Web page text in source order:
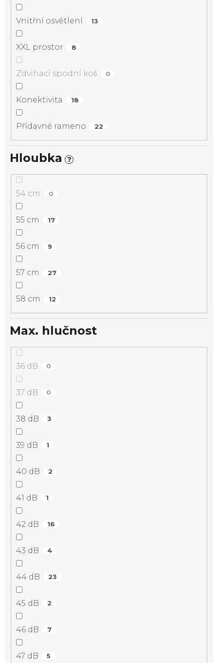
Vnitřní osvětlení 13
XXL prostor 8
Zdvihací spodní koš 0
Konektivita 18
Přídavné rameno 22
Hloubka ?
54 cm 0
55 cm 17
56 cm 9
57 cm 27
58 cm 12
Max. hlučnost
36 dB 0
37 dB 0
38 dB 3
39 dB 1
40 dB 2
41 dB 1
42 dB 16
43 dB 4
44 dB 23
45 dB 2
46 dB 7
47 dB 5